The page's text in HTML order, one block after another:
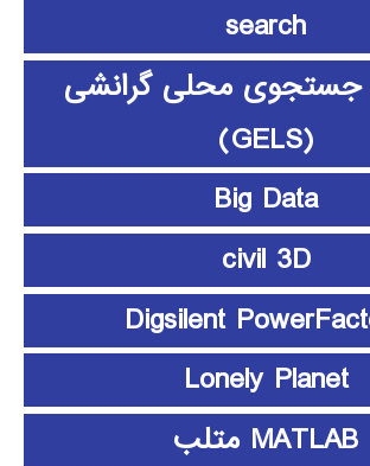
search
جستجوی محلی گرانشی
(GELS)
Big Data
civil 3D
Digsilent
Lonely Planet
MATLAB متلب